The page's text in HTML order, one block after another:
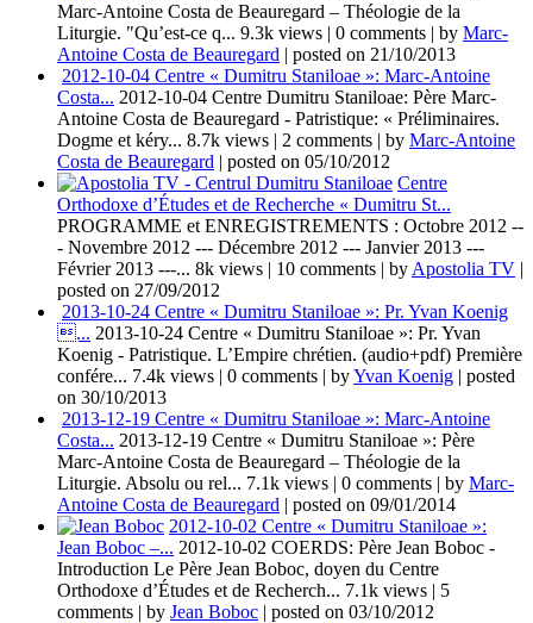
Marc-Antoine Costa de Beauregard – Théologie de la
Liturgie. "Qu’est-ce q... 9.3k views | 0 comments | by Marc-
Antoine Costa de Beauregard | posted on 21/10/2013
2012-10-04 Centre « Dumitru Staniloae »: Marc-Antoine
Costa... 2012-10-04 Centre Dumitru Staniloae: Père Marc-
Antoine Costa de Beauregard - Patristique: « Préliminaires.
Dogme et kéry... 8.7k views | 2 comments | by Marc-Antoine
Costa de Beauregard | posted on 05/10/2012
Centre
Orthodoxe d’Études et de Recherche « Dumitru St...
PROGRAMME et ENREGISTREMENTS : Octobre 2012 --
- Novembre 2012 --- Décembre 2012 --- Janvier 2013 ---
Février 2013 ---... 8k views | 10 comments | by Apostolia TV |
posted on 27/09/2012
2013-10-24 Centre « Dumitru Staniloae »: Pr. Yvan Koenig
... 2013-10-24 Centre « Dumitru Staniloae »: Pr. Yvan
Koenig - Patristique. L’Empire chrétien. (audio+pdf) Première
confére... 7.4k views | 0 comments | byYvan Koenig | posted
on 30/10/2013
2013-12-19 Centre « Dumitru Staniloae »: Marc-Antoine
Costa... 2013-12-19 Centre « Dumitru Staniloae »: Père
Marc-Antoine Costa de Beauregard – Théologie de la
Liturgie. Absolu ou rel... 7.1k views | 0 comments | by Marc-
Antoine Costa de Beauregard | posted on 09/01/2014
2012-10-02 Centre « Dumitru Staniloae »:
Jean Boboc –... 2012-10-02 COERDS: Père Jean Boboc -
Introduction Le Père Jean Boboc, doyen du Centre
Orthodoxe d’Études et de Recherch... 7.1k views | 5
comments | by Jean Boboc | posted on 03/10/2012